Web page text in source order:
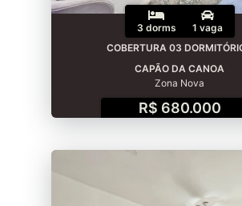
3 dorms
1 vaga
COBERTURA 03
CAPÃO DA CANOA
Zona Nova
R$ 680.000